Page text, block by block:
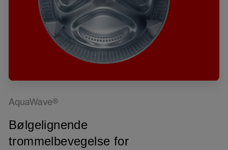
AquaWave®
Bølgelignende
trommelbevegelse for